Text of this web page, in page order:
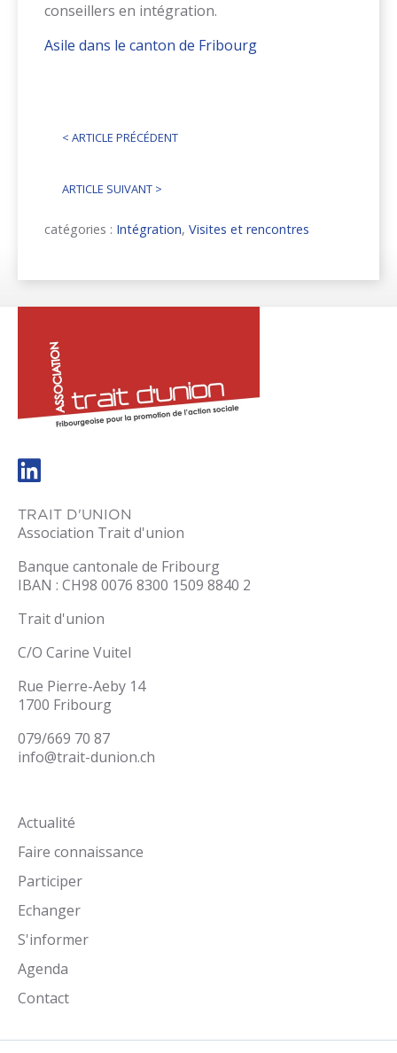
conseillers en intégration.
Asile dans le canton de Fribourg
< ARTICLE PRÉCÉDENT
ARTICLE SUIVANT >
catégories : Intégration, Visites et rencontres
TRAIT D'UNION
Association Trait d'union
Banque cantonale de Fribourg
IBAN : CH98 0076 8300 1509 8840 2
Trait d'union
C/O Carine Vuitel
Rue Pierre-Aeby 14
1700 Fribourg
079/669 70 87
info@trait-dunion.ch
Actualité
Faire connaissance
Participer
Echanger
S'informer
Agenda
Contact